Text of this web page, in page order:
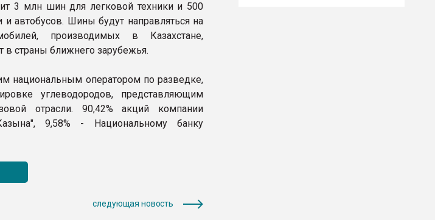
3 млн шин для легковой техники и 500
автобусов. Шины будут направляться на
производимых в Казахстане,
в страны ближнего зарубежья.
национальным оператором по разведке,
углеводородов, представляющим
отрасли. 90,42% акций компании
9,58% - Национальному банку
следующая новость